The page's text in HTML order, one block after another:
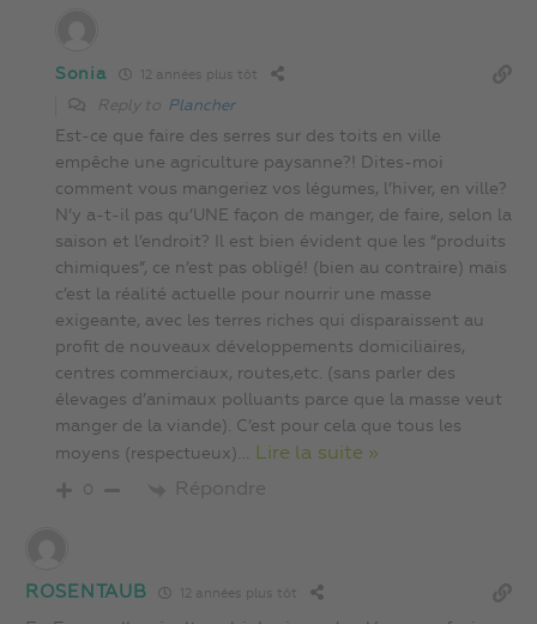
Sonia 12 années plus tôt
Reply to Plancher
Est-ce que faire des serres sur des toits en ville
empêche une agriculture paysanne?! Dites-moi
comment vous mangeriez vos légumes, l’hiver, en ville?
N’y a-t-il pas qu’UNE façon de manger, de faire, selon la
saison et l’endroit? Il est bien évident que les “produits
chimiques”, ce n’est pas obligé! (bien au contraire) mais
c’est la réalité actuelle pour nourrir une masse
exigeante, avec les terres riches qui disparaissent au
profit de nouveaux développements domiciliaires,
centres commerciaux, routes,etc. (sans parler des
élevages d’animaux polluants parce que la masse veut
manger de la viande). C’est pour cela que tous les
moyens (respectueux)… Lire la suite »
0 Répondre
ROSENTAUB 12 années plus tôt